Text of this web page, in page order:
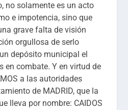
no solamente es un acto
e impotencia, sino que
grave falta de visión
orgullosa de serlo
depósito municipal el
en combate. Y en virtud de
a las autoridades
de MADRID, que la
lleva por nombre: CAIDOS